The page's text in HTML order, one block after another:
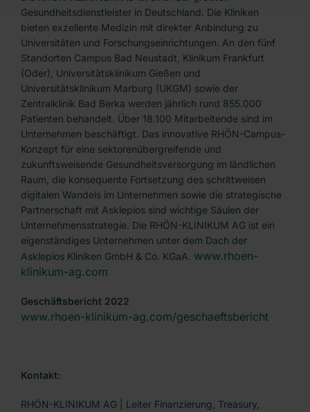
Gesundheitsdienstleister in Deutschland. Die Kliniken
bieten exzellente Medizin mit direkter Anbindung zu
Universitäten und Forschungseinrichtungen. An den fünf
Standorten Campus Bad Neustadt, Klinikum Frankfurt
(Oder), Universitätsklinikum Gießen und
Universitätsklinikum Marburg (UKGM) sowie der
Zentralklinik Bad Berka werden jährlich rund 855.000
Patienten behandelt. Über 18.100 Mitarbeitende sind im
Unternehmen beschäftigt. Das innovative RHÖN-Campus-
Konzept für eine sektorenübergreifende und
zukunftsweisende Gesundheitsversorgung im ländlichen
Raum, die konsequente Fortsetzung des schrittweisen
digitalen Wandels im Unternehmen sowie die strategische
Partnerschaft mit Asklepios sind wichtige Säulen der
Unternehmensstrategie. Die RHÖN-KLINIKUM AG ist ein
eigenständiges Unternehmen unter dem Dach der
Asklepios Kliniken GmbH & Co. KGaA. www.rhoen-
klinikum-ag.com
Geschäftsbericht 2022
www.rhoen-klinikum-ag.com/geschaeftsbericht
Kontakt:
RHÖN-KLINIKUM AG | Leiter Finanzierung, Treasury,